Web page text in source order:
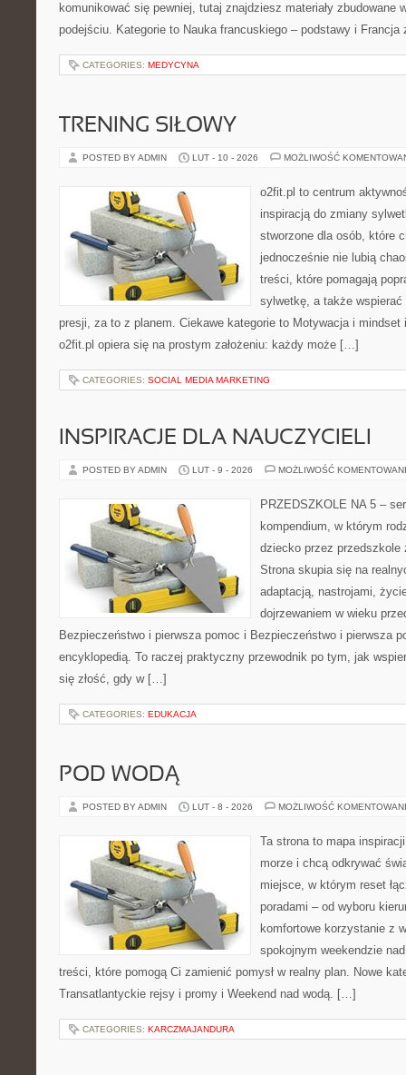
komunikować się pewniej, tutaj znajdziesz materiały zbudowane
podejściu. Kategorie to Nauka francuskiego – podstawy i
CATEGORIES: MEDYCYNA
TRENING SIŁOWY
POSTED BY ADMIN LUT - 10 - 2026 MOŻLIWOŚĆ
o2fit.pl to centrum
inspiracją do zmiany
stworzone dla osób, które
jednocześnie nie lubią
treści, które pomagają
sylwetkę, a także
presji, za to z planem. Ciekawe kategorie to Motywacja i mindset
o2fit.pl opiera się na prostym założeniu: każdy może […]
CATEGORIES: SOCIAL MEDIA MARKETING
INSPIRACJE DLA NAUCZYCIELI
POSTED BY ADMIN LUT - 9 - 2026 MOŻLIWOŚĆ
PRZEDSZKOLE NA 5 –
kompendium, w którym
dziecko przez przedszkole
Strona skupia się na
adaptacją, nastrojami,
dojrzewaniem w wieku
Bezpieczeństwo i pierwsza pomoc i Bezpieczeństwo i pierwsza
encyklopedią. To raczej praktyczny przewodnik po tym, jak
się złość, gdy w […]
CATEGORIES: EDUKACJA
POD WODĄ
POSTED BY ADMIN LUT - 8 - 2026 MOŻLIWOŚĆ
Ta strona to mapa
morze i chcą odkrywać
miejsce, w którym reset
poradami – od wyboru
komfortowe korzystanie z
spokojnym weekendzie
treści, które pomogą Ci zamienić pomysł w realny plan. Nowe
Transatlantyckie rejsy i promy i Weekend nad wodą. […]
CATEGORIES: KARCZMAJANDURA